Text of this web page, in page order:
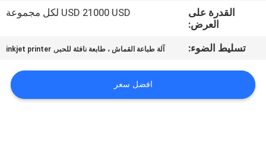
أخبار
القدرة على
العرض:
USD 21000 USD لكل مجموعة
تسليط الضوء: آلة طباعة القماش ، طابعة نافثة للحبر ,
inkjet printer
افضل سعر